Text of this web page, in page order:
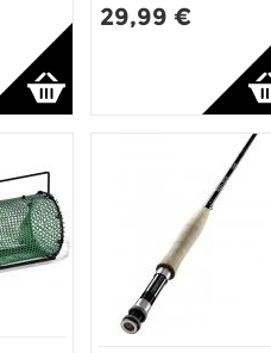
29,99 €